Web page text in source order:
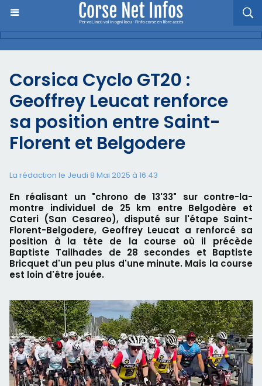
Corsica Cyclo GT20 :
Geoffrey Leucat renforce
sa position entre Saint-
Florent et Belgodere
La rédaction le Jeudi 8 Mai 2025 à 16:43
En réalisant un "chrono de 13'33" sur contre-la-
montre individuel de 25 km entre Belgodère et
Cateri (San Cesareo), disputé sur l'étape Saint-
Florent-Belgodere, Geoffrey Leucat a renforcé sa
position à la tête de la course où il précède
Baptiste Tailhades de 28 secondes et Baptiste
Bricquet d'un peu plus d'une minute. Mais la course
est loin d'être jouée.